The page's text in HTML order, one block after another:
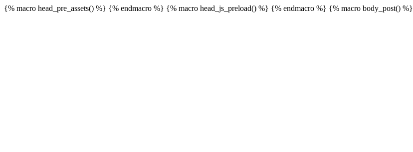
{% macro head_pre_assets() %} {% endmacro %} {% macro head_js_preload() %} {% endmacro %} {% macro body_post() %}